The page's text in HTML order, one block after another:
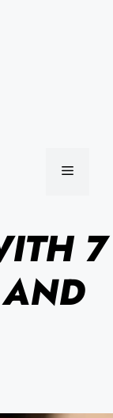
MENU
7